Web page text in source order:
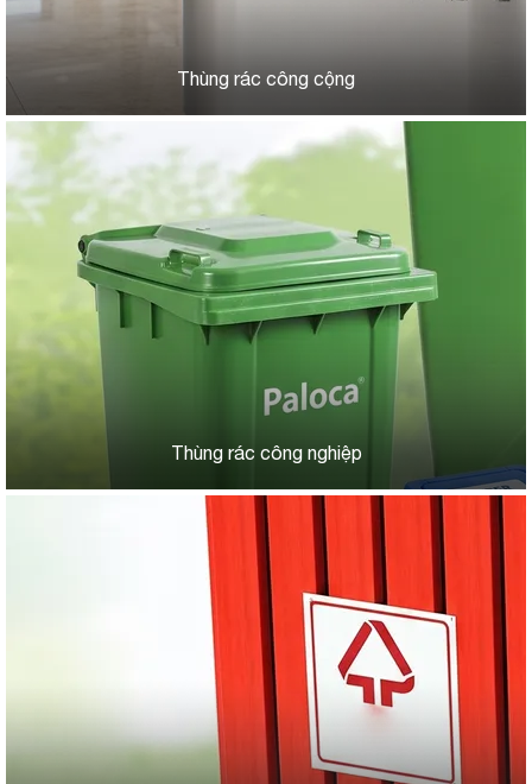
Thùng rác công cộng
Thùng rác công nghiệp